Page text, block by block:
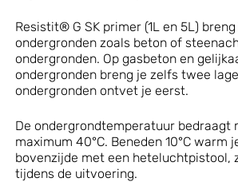
Resistit® G SK primer (1L en 5L)
ondergronden zoals beton of
ondergronden. Op gasbeton en
ondergronden breng je zelfs twee
ondergronden ontvet je eerst.
De ondergrondtemperatuur bedraagt
maximum 40°C. Beneden 10°C warm
bovenzijde met een heteluchtpistool,
tijdens de uitvoering.